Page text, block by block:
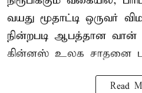
வயது மூதாட்டி ஒருவர்
நின்றபடி ஆபத்தான வான்
கின்னஸ் உலக சாதனை
Read